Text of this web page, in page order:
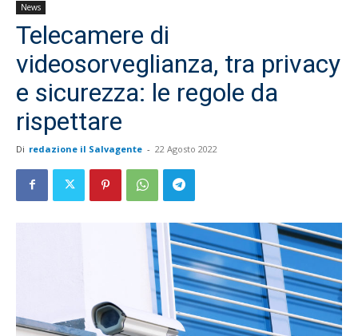
News
Telecamere di
videosorveglianza, tra privacy
e sicurezza: le regole da
rispettare
Di redazione il Salvagente - 22 Agosto 2022